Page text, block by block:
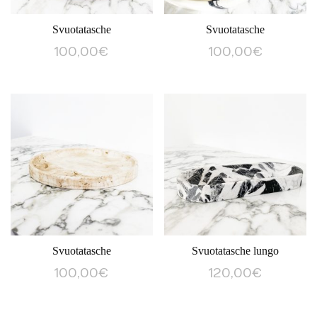
Svuotatasche
100,00€
Svuotatasche
100,00€
Svuotatasche
100,00€
Svuotatasche lungo
120,00€